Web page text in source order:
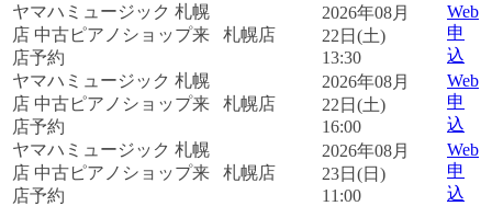
ヤマハミュージック 札幌
店 中古ピアノショップ来
店予約
札幌店
2026年08月
22日(土)
13:30
Web
申
込
ヤマハミュージック 札幌
店 中古ピアノショップ来
店予約
札幌店
2026年08月
22日(土)
16:00
Web
申
込
ヤマハミュージック 札幌
店 中古ピアノショップ来
店予約
札幌店
2026年08月
23日(日)
11:00
Web
申
込